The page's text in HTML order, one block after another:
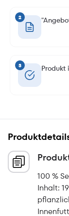
2
3 Produkt
100 %
Inhalt: